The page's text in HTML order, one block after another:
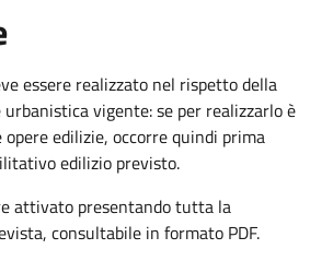
essere realizzato nel rispetto della
vigente: se per realizzarlo è
opere edilizie, occorre quindi prima
edilizio previsto.
attivato presentando tutta la
consultabile in formato PDF.